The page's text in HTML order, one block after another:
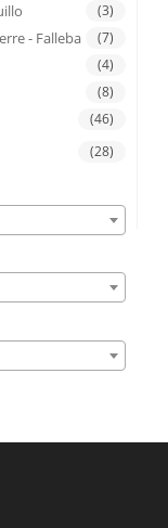
(3)
- Falleba (7)
(4)
(8)
(46)
(28)